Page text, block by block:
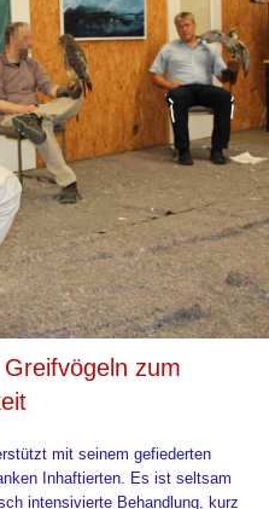
zum
mit seinem gefiederten
Inhaftierten. Es ist seltsam
intensivierte Behandlung, kurz